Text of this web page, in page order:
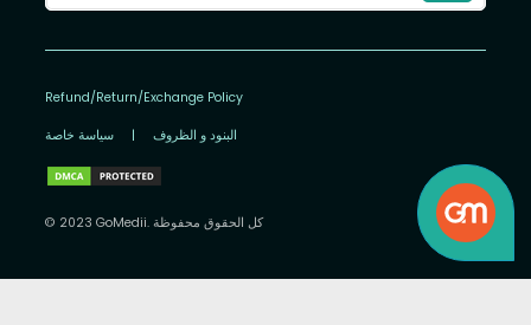
Refund/Return/Exchange Policy
سياسة خاصة | البنود و الظروف
© 2023 GoMedii. كل الحقوق محفوظة